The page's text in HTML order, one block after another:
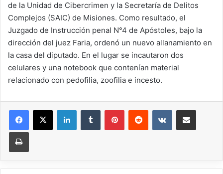
de la Unidad de Cibercrimen y la Secretaría de Delitos
Complejos (SAIC) de Misiones. Como resultado, el
Juzgado de Instrucción penal N°4 de Apóstoles, bajo la
dirección del juez Faria, ordenó un nuevo allanamiento en
la casa del diputado. En el lugar se incautaron dos
celulares y una notebook que contenían material
relacionado con pedofilia, zoofilia e incesto.